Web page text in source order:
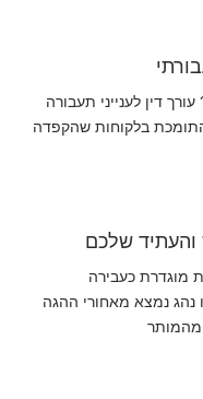
דין לענייני תעבורה
בלקוחות שהקפדה
והעתיד שלכם
מוגדרת כעבירה
נהג נמצא מאחורי ההגה
מהמותר